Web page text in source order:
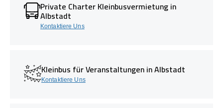
Private Charter Kleinbusvermietung in
Albstadt
Kontaktiere Uns
Kleinbus für Veranstaltungen in Albstadt
Kontaktiere Uns